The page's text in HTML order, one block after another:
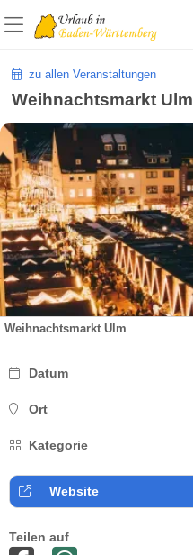
zu allen Veranstaltungen
Weihnachtsmarkt Ulm
Weihnachtsmarkt Ulm
Datum
Ort
Kategorie
Website
Teilen auf